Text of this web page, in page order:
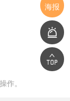
作。
海报